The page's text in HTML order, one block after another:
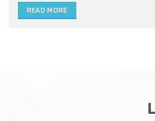
READ MORE